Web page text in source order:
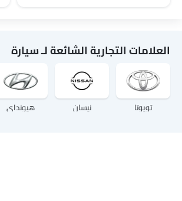
العلامات التجارية الشائعة لـ سيارة
تويوتا نيسان هيونداي